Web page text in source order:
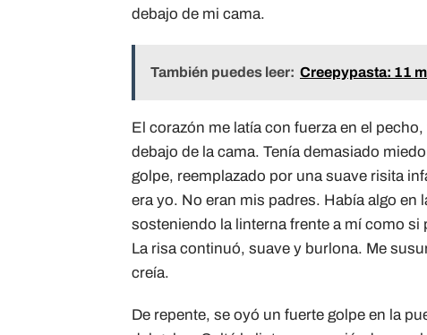
debajo de mi cama.
También puedes leer: Creepypasta: 11
El corazón me latía con fuerza en el
debajo de la cama. Tenía demasiado
golpe, reemplazado por una suave risita
era yo. No eran mis padres. Había algo
sosteniendo la linterna frente a mí como
La risa continuó, suave y burlona. Me
creía.
De repente, se oyó un fuerte golpe en la